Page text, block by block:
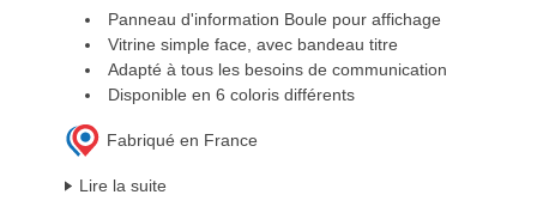
Panneau d'information Boule pour affichage
Vitrine simple face, avec bandeau titre
Adapté à tous les besoins de communication
Disponible en 6 coloris différents
Fabriqué en France
Lire la suite